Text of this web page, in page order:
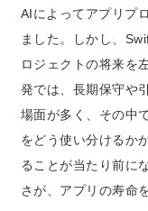
AIによってアプリプ
ました。しかし、
ロジェクトの将来を
発では、長期保守や
場面が多く、その中
をどう使い分けるか
ることが当たり前に
さが、アプリの寿命